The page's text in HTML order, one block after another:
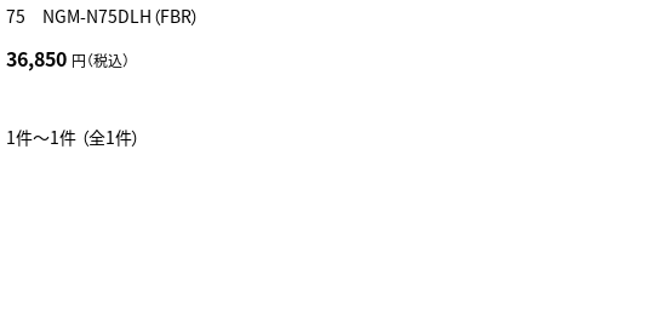
75 NGM-N75DLH（FBR）
36,850 円（税込）
1件～1件 （全1件）